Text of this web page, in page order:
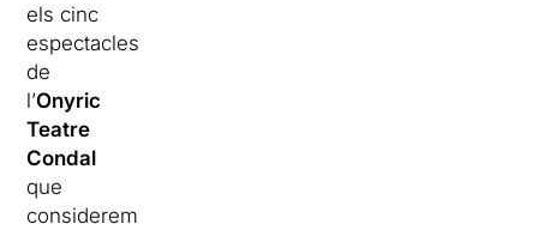
els cinc
espectacles
de
l’Onyric
Teatre
Condal
que
considerem